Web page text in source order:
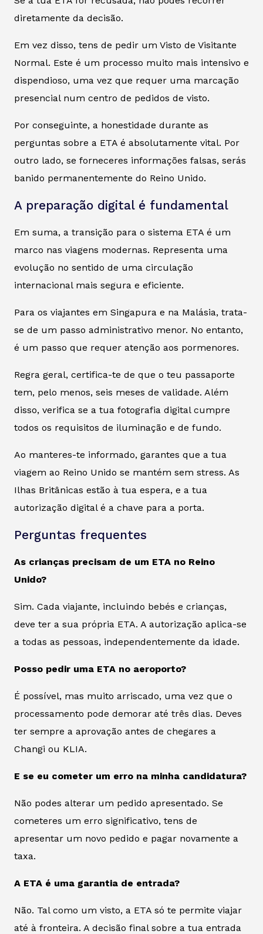
diretamente da decisão.
Em vez disso, tens de pedir um Visto de Visitante
Normal. Este é um processo muito mais intensivo e
dispendioso, uma vez que requer uma marcação
presencial num centro de pedidos de visto.
Por conseguinte, a honestidade durante as
perguntas sobre a ETA é absolutamente vital. Por
outro lado, se forneceres informações falsas, serás
banido permanentemente do Reino Unido.
A preparação digital é fundamental
Em suma, a transição para o sistema ETA é um
marco nas viagens modernas. Representa uma
evolução no sentido de uma circulação
internacional mais segura e eficiente.
Para os viajantes em Singapura e na Malásia, trata-
se de um passo administrativo menor. No entanto,
é um passo que requer atenção aos pormenores.
Regra geral, certifica-te de que o teu passaporte
tem, pelo menos, seis meses de validade. Além
disso, verifica se a tua fotografia digital cumpre
todos os requisitos de iluminação e de fundo.
Ao manteres-te informado, garantes que a tua
viagem ao Reino Unido se mantém sem stress. As
Ilhas Britânicas estão à tua espera, e a tua
autorização digital é a chave para a porta.
Perguntas frequentes
As crianças precisam de um ETA no Reino
Unido?
Sim. Cada viajante, incluindo bebés e crianças,
deve ter a sua própria ETA. A autorização aplica-se
a todas as pessoas, independentemente da idade.
Posso pedir uma ETA no aeroporto?
É possível, mas muito arriscado, uma vez que o
processamento pode demorar até três dias. Deves
ter sempre a aprovação antes de chegares a
Changi ou KLIA.
E se eu cometer um erro na minha candidatura?
Não podes alterar um pedido apresentado. Se
cometeres um erro significativo, tens de
apresentar um novo pedido e pagar novamente a
taxa.
A ETA é uma garantia de entrada?
Não. Tal como um visto, a ETA só te permite viajar
até à fronteira. A decisão final sobre a tua entrada